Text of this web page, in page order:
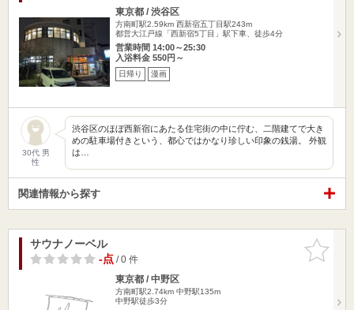
東京都 / 渋谷区
方南町駅2.59km 西新宿五丁目駅243m
都営大江戸線「西新宿5丁目」駅下車、徒歩4分
営業時間 14:00～25:30
入浴料金 550円～
日帰り 漫画
30代 男
性
渋谷区のほぼ西新宿にあたる住宅街の中に佇む、二階建てで大き
めの駐車場付きという、都心ではかなり珍しい印象の銭湯。 外観
は…
関連情報から探す
お気に入
りに追加
サウナノーベル
-点/ 0 件
東京都 / 中野区
方南町駅2.74km 中野駅135m
中野駅徒歩3分